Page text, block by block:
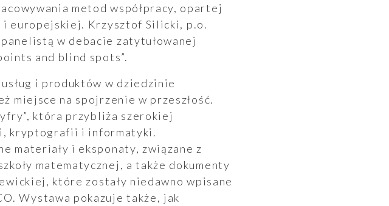
metod współpracy, opartej
i europejskiej. Krzysztof Silicki, p.o.
w debacie zatytułowanej
and blind spots”.
i produktów w dziedzinie
miejsce na spojrzenie w przeszłość.
która przybliża szerokiej
kryptografii i informatyki.
materiały i eksponaty, związane z
matematycznej, a także dokumenty
które zostały niedawno wpisane
Wystawa pokazuje także, jak